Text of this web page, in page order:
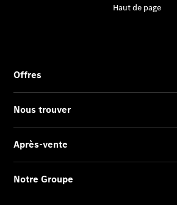
données